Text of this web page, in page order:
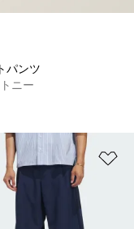
リストに追加
パンツ
ニー